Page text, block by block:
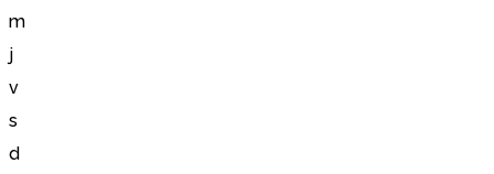
m
j
v
s
d